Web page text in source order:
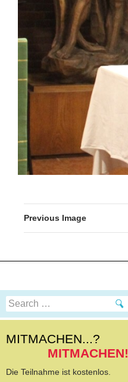
Previous Image
MITMACHEN...?
MITMACHEN!
Die Teilnahme ist kostenlos.